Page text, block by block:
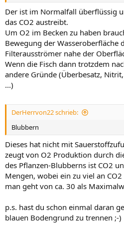
Der ist im Normalfall überflüssig
das CO2 austreibt.
Um O2 im Becken zu haben
Bewegung der Wasseroberfläche
Filterausströmer nahe der
Wenn die Fisch dann trotzdem
andere Gründe (Überbesatz,
...)
DerHerrvon22 schrieb:
Blubbern
Dieses hat nicht mit
zeugt von O2 Produktion durch
des Pflanzen-Blubberns ist CO2
Mengen, wobei ein zu viel an
man geht von ca. 30 als
p.s. hast du schon einmal daran
blauen Bodengrund zu trennen ;-)